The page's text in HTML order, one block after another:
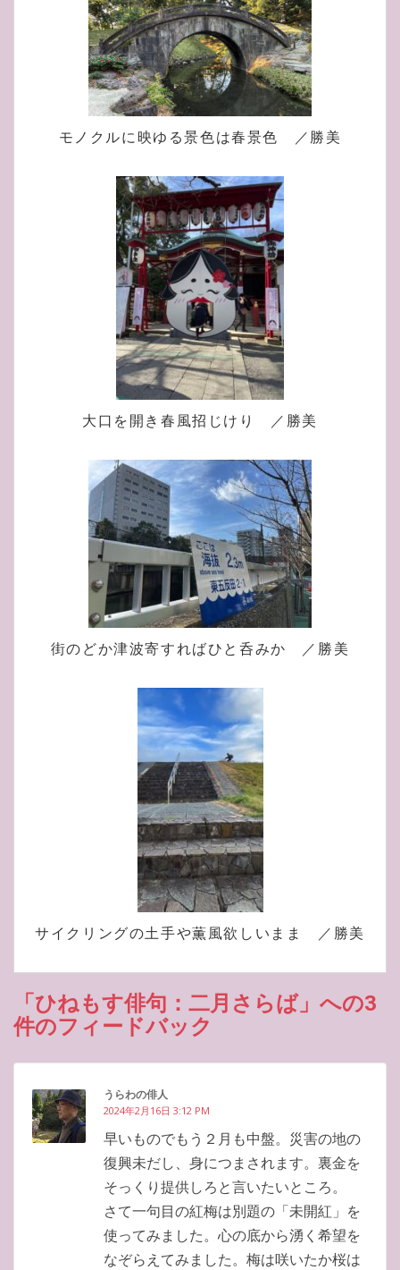
モノクルに映ゆる景色は春景色 ／勝美
大口を開き春風招じけり ／勝美
街のどか津波寄すればひと呑みか ／勝美
サイクリングの土手や薫風欲しいまま ／勝美
「ひねもす俳句：二月さらば」への3
件のフィードバック
うらわの俳人
2024年2月16日 3:12 PM
早いものでもう２月も中盤。災害の地の
復興未だし、身につまされます。裏金を
そっくり提供しろと言いたいところ。
さて一句目の紅梅は別題の「未開紅」を
使ってみました。心の底から湧く希望を
なぞらえてみました。梅は咲いたか桜は